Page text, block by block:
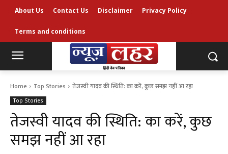
About Us Contact Us Disclaimer Privacy Policy
Terms and conditions
Home Top Stories तेजस्वी यादव की स्थिति: का करें, कुछ समझ नहीं आ रहा
Top Stories
तेजस्वी यादव की स्थिति: का करें, कुछ
समझ नहीं आ रहा